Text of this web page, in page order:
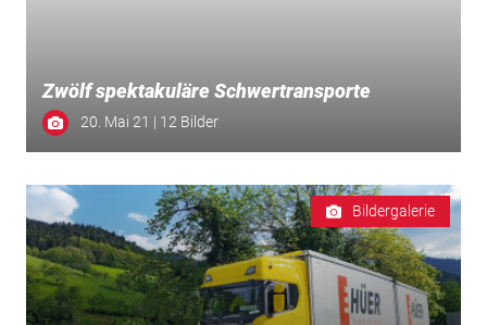
Zwölf spektakuläre Schwertransporte
20. Mai 21 | 12 Bilder
Bildergalerie